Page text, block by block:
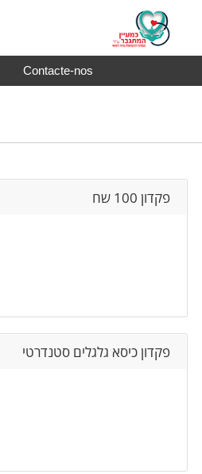
Contacte-nos
פקדון 100 שח
פקדון כיסא גלגלים סטנדרטי